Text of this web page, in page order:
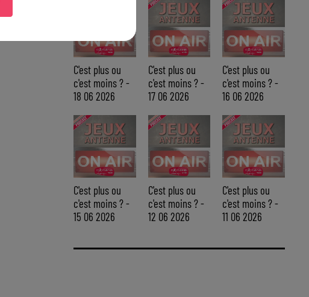
C'est plus ou
c'est moins ? -
18 06 2026
C'est plus ou
c'est moins ? -
17 06 2026
C'est plus ou
c'est moins ? -
16 06 2026
C'est plus ou
c'est moins ? -
15 06 2026
C'est plus ou
c'est moins ? -
12 06 2026
C'est plus ou
c'est moins ? -
11 06 2026